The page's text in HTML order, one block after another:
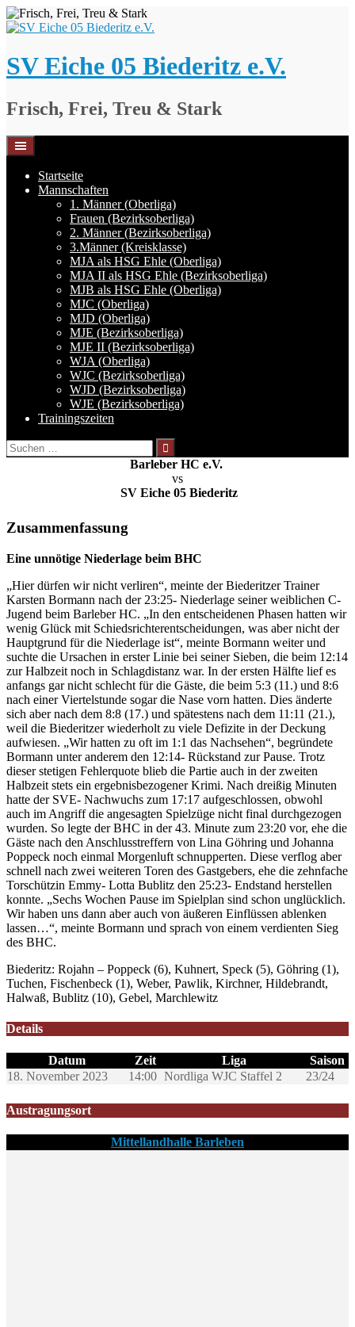
Springe
zum
SV Eiche 05 Biederitz e.V.
Frisch, Frei, Treu & Stark
Startseite
Mannschaften
1. Männer (Oberliga)
Frauen (Bezirksoberliga)
2. Männer (Bezirksoberliga)
3.Männer (Kreisklasse)
MJA als HSG Ehle (Oberliga)
MJA II als HSG Ehle (Bezirksoberliga)
MJB als HSG Ehle (Oberliga)
MJC (Oberliga)
MJD (Oberliga)
MJE (Bezirksoberliga)
MJE II (Bezirksoberliga)
WJA (Oberliga)
WJC (Bezirksoberliga)
WJD (Bezirksoberliga)
WJE (Bezirksoberliga)
Trainingszeiten
Suchen
nach:
Barleber HC e.V.
vs
SV Eiche 05 Biederitz
Zusammenfassung
Eine unnötige Niederlage beim BHC
„Hier dürfen wir nicht verliren“, meinte der Biederitzer Trainer
Karsten Bormann nach der 23:25- Niederlage seiner weiblichen C-
Jugend beim Barleber HC. „In den entscheidenen Phasen hatten wir
wenig Glück mit Schiedsrichterentscheidungen, was aber nicht der
Hauptgrund für die Niederlage ist“, meinte Bormann weiter und
suchte die Ursachen in erster Linie bei seiner Sieben, die beim 12:14
zur Halbzeit noch in Schlagdistanz war. In der ersten Hälfte lief es
anfangs gar nicht schlecht für die Gäste, die beim 5:3 (11.) und 8:6
nach einer Viertelstunde sogar die Nase vorn hatten. Dies änderte
sich aber nach dem 8:8 (17.) und spätestens nach dem 11:11 (21.),
weil die Biederitzer wiederholt zu viele Defizite in der Deckung
aufwiesen. „Wir hatten zu oft im 1:1 das Nachsehen“, begründete
Bormann unter anderem den 12:14- Rückstand zur Pause. Trotz
dieser stetigen Fehlerquote blieb die Partie auch in der zweiten
Halbzeit stets ein ergebnisbezogener Krimi. Nach dreißig Minuten
hatte der SVE- Nachwuchs zum 17:17 aufgeschlossen, obwohl
auch im Angriff die angesagten Spielzüge nicht final durchgezogen
wurden. So legte der BHC in der 43. Minute zum 23:20 vor, ehe die
Gäste nach den Anschlusstreffern von Lina Göhring und Johanna
Poppeck noch einmal Morgenluft schnupperten. Diese verflog aber
schnell nach zwei weiteren Toren des Gastgebers, ehe die zehnfache
Torschützin Emmy- Lotta Bublitz den 25:23- Endstand herstellen
konnte. „Sechs Wochen Pause im Spielplan sind schon unglücklich.
Wir haben uns dann aber auch von äußeren Einflüssen ablenken
lassen…“, meinte Bormann und sprach von einem verdienten Sieg
des BHC.
Biederitz: Rojahn – Poppeck (6), Kuhnert, Speck (5), Göhring (1),
Tuchen, Fischenbeck (1), Weber, Pawlik, Kirchner, Hildebrandt,
Halwaß, Bublitz (10), Gebel, Marchlewitz
Details
Datum Zeit Liga
Saison
18. November 2023
14:00 Nordliga WJC Staffel 2 23/24
Austragungsort
Mittellandhalle Barleben